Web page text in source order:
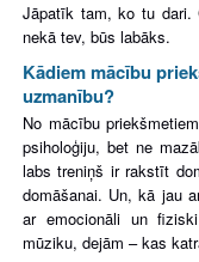
Jāpatīk tam, ko tu dari.
nekā tev, būs labāks.
Kādiem mācību
uzmanību?
No mācību
psiholoģiju, bet ne
labs treniņš ir rakstīt
domāšanai. Un, kā jau
ar emocionāli un
mūziku, dejām – kas